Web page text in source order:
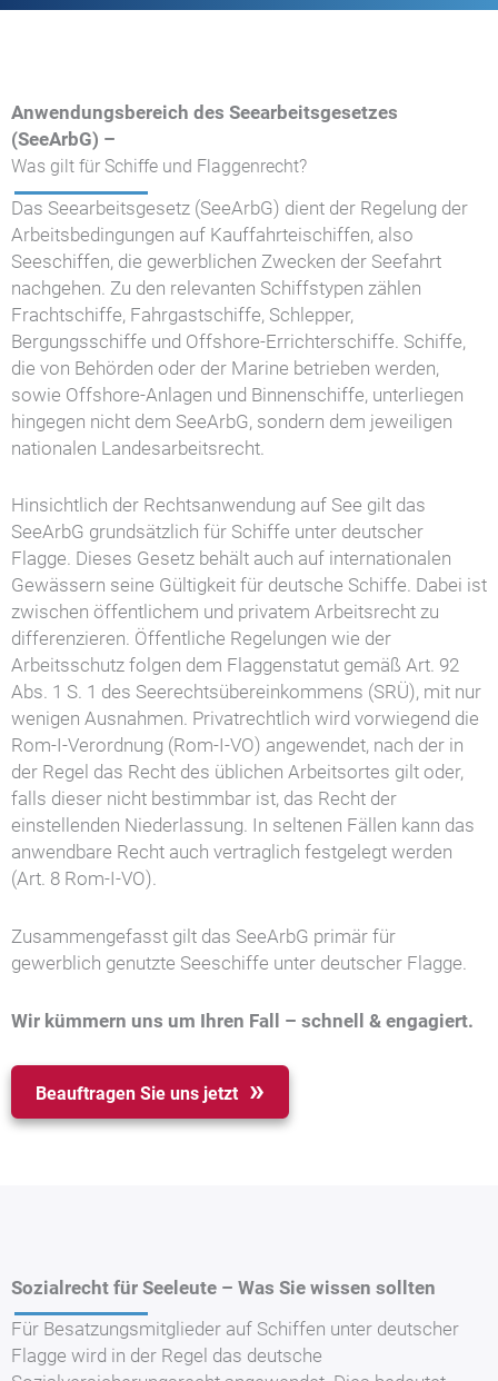
Anwendungsbereich des Seearbeitsgesetzes
(SeeArbG) –
Was gilt für Schiffe und Flaggenrecht?
Das Seearbeitsgesetz (SeeArbG) dient der Regelung der
Arbeitsbedingungen auf Kauffahrteischiffen, also
Seeschiffen, die gewerblichen Zwecken der Seefahrt
nachgehen. Zu den relevanten Schiffstypen zählen
Frachtschiffe, Fahrgastschiffe, Schlepper,
Bergungsschiffe und Offshore-Errichterschiffe. Schiffe,
die von Behörden oder der Marine betrieben werden,
sowie Offshore-Anlagen und Binnenschiffe, unterliegen
hingegen nicht dem SeeArbG, sondern dem jeweiligen
nationalen Landesarbeitsrecht.
Hinsichtlich der Rechtsanwendung auf See gilt das
SeeArbG grundsätzlich für Schiffe unter deutscher
Flagge. Dieses Gesetz behält auch auf internationalen
Gewässern seine Gültigkeit für deutsche Schiffe. Dabei ist
zwischen öffentlichem und privatem Arbeitsrecht zu
differenzieren. Öffentliche Regelungen wie der
Arbeitsschutz folgen dem Flaggenstatut gemäß Art. 92
Abs. 1 S. 1 des Seerechtsübereinkommens (SRÜ), mit nur
wenigen Ausnahmen. Privatrechtlich wird vorwiegend die
Rom-I-Verordnung (Rom-I-VO) angewendet, nach der in
der Regel das Recht des üblichen Arbeitsortes gilt oder,
falls dieser nicht bestimmbar ist, das Recht der
einstellenden Niederlassung. In seltenen Fällen kann das
anwendbare Recht auch vertraglich festgelegt werden
(Art. 8 Rom-I-VO).
Zusammengefasst gilt das SeeArbG primär für
gewerblich genutzte Seeschiffe unter deutscher Flagge.
Wir kümmern uns um Ihren Fall – schnell & engagiert.
Beauftragen Sie uns jetzt
Sozialrecht für Seeleute – Was Sie wissen sollten
Für Besatzungsmitglieder auf Schiffen unter deutscher
Flagge wird in der Regel das deutsche